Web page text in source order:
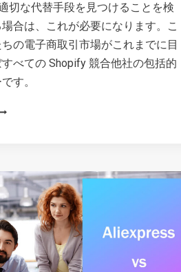
切な代替手段を見つけることを検
合は、これが必要になります。こ
の電子商取引市場がこれまでに目
べての Shopify 競合他社の包括的
す。